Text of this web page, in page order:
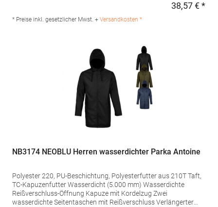
Veredelungszugang mit Reißverschluss im Brustbereich
Ltd. Narcisova 1 821 01 Bratislava Slowakei E-Mail:
38,57 € *
* Preise inkl. gesetzlicher Mwst. + Versandkosten *
NB3174 NEOBLU Herren wasserdichter Parka Antoine
Polyester 220, PU-Beschichtung, Polyesterfutter aus 210T Taft,
TC-Kapuzenfutter Wasserdicht (5.000 mm) Wasserdichte
Reißverschluss-Öffnung Kapuze mit Kordelzug Zwei
wasserdichte Seitentaschen mit Reißverschluss Verlängerter